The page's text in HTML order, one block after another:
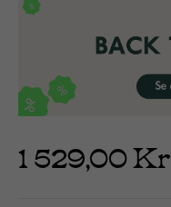
1 529,00 Kr